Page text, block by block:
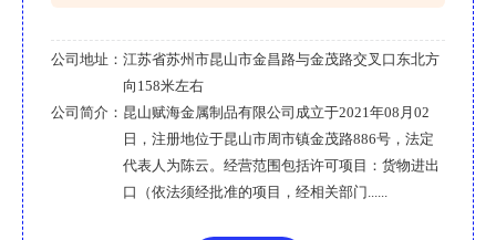
公司地址： 江苏省苏州市昆山市金昌路与金茂路交叉口东北方
向158米左右
公司简介： 昆山赋海金属制品有限公司成立于2021年08月02
日，注册地位于昆山市周市镇金茂路886号，法定
代表人为陈云。经营范围包括许可项目：货物进出
口（依法须经批准的项目，经相关部门......